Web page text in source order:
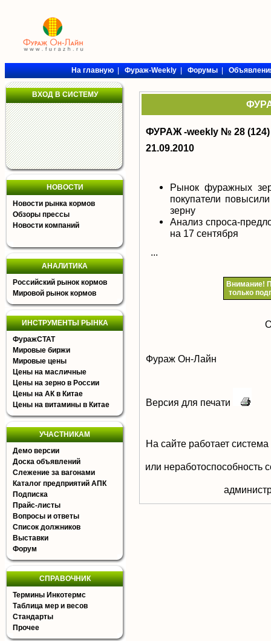
На главную|Фураж-Weekly|Форумы|
ВХОД В СИСТЕМУ
НОВОСТИ
Новости рынка кормов
Обзоры прессы
Новости компаний
АНАЛИТИКА
Российский рынок кормов
Мировой рынок кормов
ИНСТРУМЕНТЫ РЫНКА
ФуражСТАТ
Мировые биржи
Мировые цены
Цены на масличные
Цены на зерно в России
Цены на АК в Китае
Цены на витамины в Китае
УЧАСТНИКАМ
Демо версии
Доска объявлений
Слежение за вагонами
Каталог предприятий АПК
Подписка
Прайс-листы
Вопросы и ответы
Список должников
Выставки
Форум
СПРАВОЧНИК
Термины Инкотермс
Таблица мер и весов
Стандарты
Прочее
ФУРАЖ -weekly № 28
21.09.2010
Рынок фуражных
покупатели
зерну
Анализ спроса-
на 17 сентября
...
Внимание!
только
Фураж Он-Лайн
Версия для печати
На сайте работает
или неработоспособность